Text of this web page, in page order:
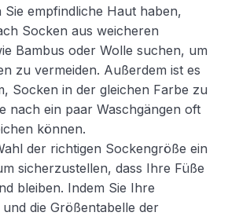
Sie empfindliche Haut haben,
Socken aus weicheren
Bambus oder Wolle suchen, um
zu vermeiden. Außerdem ist es
Socken in der gleichen Farbe zu
nach ein paar Waschgängen oft
können.
der richtigen Sockengröße ein
sicherzustellen, dass Ihre Füße
bleiben. Indem Sie Ihre
die Größentabelle der